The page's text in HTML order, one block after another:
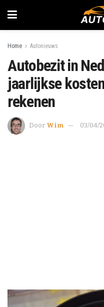
Home Autonieuws
Autobezit in
jaarlijkse
rekenen
Door Wim 03/04/